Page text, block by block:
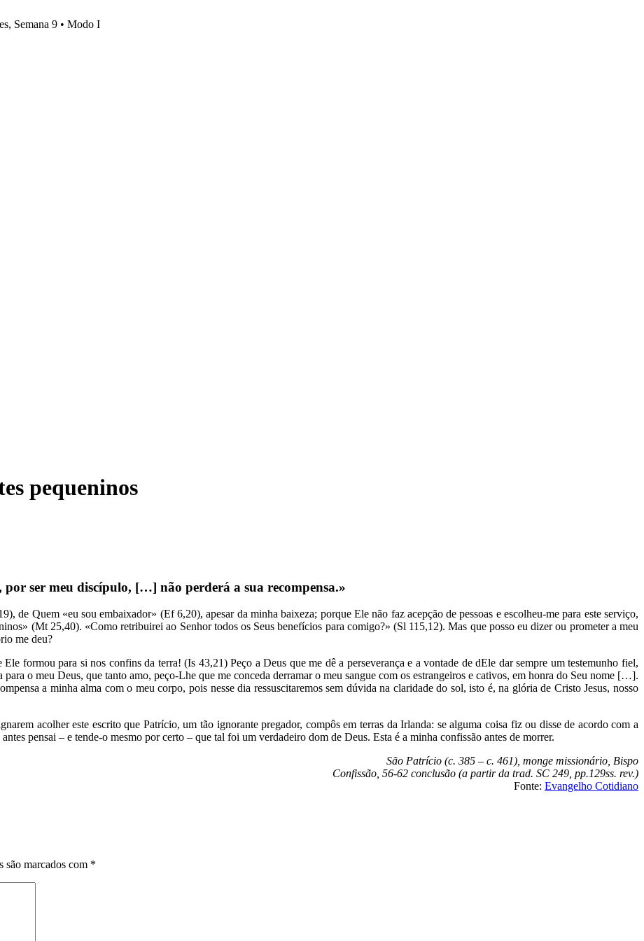
Semana 9 • Modo I
pequeninos
ser meu discípulo, […] não perderá a sua recompensa.»
de Quem «eu sou embaixador» (Ef 6,20), apesar da minha baixeza; porque Ele não faz acepção de pessoas e escolheu-me para este serviço,
(Mt 25,40). «Como retribuirei ao Senhor todos os Seus benefícios para comigo?» (Sl 115,12). Mas que posso eu dizer ou prometer a meu
me deu?
formou para si nos confins da terra! (Is 43,21) Peço a Deus que me dê a perseverança e a vontade de dEle dar sempre um testemunho fiel,
o meu Deus, que tanto amo, peço-Lhe que me conceda derramar o meu sangue com os estrangeiros e cativos, em honra do Seu nome […].
a minha alma com o meu corpo, pois nesse dia ressuscitaremos sem dúvida na claridade do sol, isto é, na glória de Cristo Jesus, nosso
acolher este escrito que Patrício, um tão ignorante pregador, compôs em terras da Irlanda: se alguma coisa fiz ou disse de acordo com a
pensai – e tende-o mesmo por certo – que tal foi um verdadeiro dom de Deus. Esta é a minha confissão antes de morrer.
São Patrício (c. 385 – c. 461), monge missionário, Bispo
Confissão, 56-62 conclusão (a partir da trad. SC 249, pp.129ss. rev.)
Fonte: Evangelho Cotidiano
são marcados com *